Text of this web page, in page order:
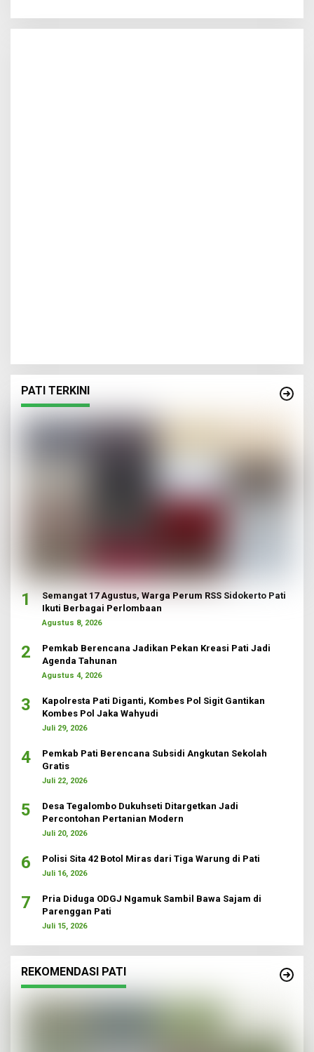
PATI TERKINI
1
Semangat 17 Agustus, Warga Perum RSS Sidokerto Pati
Ikuti Berbagai Perlombaan
Agustus 8, 2026
2
Pemkab Berencana Jadikan Pekan Kreasi Pati Jadi
Agenda Tahunan
Agustus 4, 2026
3
Kapolresta Pati Diganti, Kombes Pol Sigit Gantikan
Kombes Pol Jaka Wahyudi
Juli 29, 2026
4
Pemkab Pati Berencana Subsidi Angkutan Sekolah
Gratis
Juli 22, 2026
5
Desa Tegalombo Dukuhseti Ditargetkan Jadi
Percontohan Pertanian Modern
Juli 20, 2026
6 Polisi Sita 42 Botol Miras dari Tiga Warung di Pati
Juli 16, 2026
7
Pria Diduga ODGJ Ngamuk Sambil Bawa Sajam di
Parenggan Pati
Juli 15, 2026
REKOMENDASI PATI